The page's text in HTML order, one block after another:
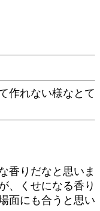
作れない様なとて
香りだなと思いま
、くせになる香り
面にも合うと思い